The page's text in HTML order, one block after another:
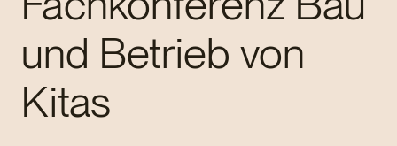
und Betrieb von
Kitas